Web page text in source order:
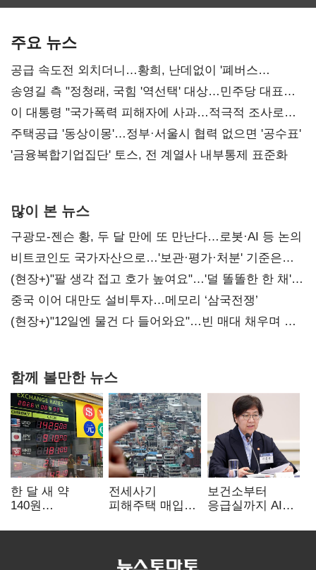
주요 뉴스
공급 속도전 외치더니…황희, 난데없이 '폐버스
리모델링' 제안
송영길 측 "정청래, 국힘 '역선택' 대상…민주당 대표로
총선 지휘 못해"
이 대통령 "국가폭력 피해자에 사과…적극적 조사로
진실 밝혀야"
주택공급 '동상이몽'…정부·서울시 협력 없으면 '공수표'
'금융복합기업집단' 토스, 전 계열사 내부통제 표준화
많이 본 뉴스
구광모-젠슨 황, 두 달 만에 또 만난다…로봇·AI 등 논의
비트코인도 국가자산으로…'보관·평가·처분' 기준은
숙제
(현장+)"팔 생각 접고 호가 높여요"…'덜 똘똘한 한 채'
20억 키맞추기
중국 이어 대만도 설비투자…메모리 ‘삼국전쟁’
(현장+)"12일엔 물건 다 들어와요"…빈 매대 채우며 문
함께 볼만한 뉴스
한 달 새 약
140원
엔저'에 원화
전세사기
피해주택 매입
누적 피해자
보건소부터
응급실까지 AI
혁신 본격화